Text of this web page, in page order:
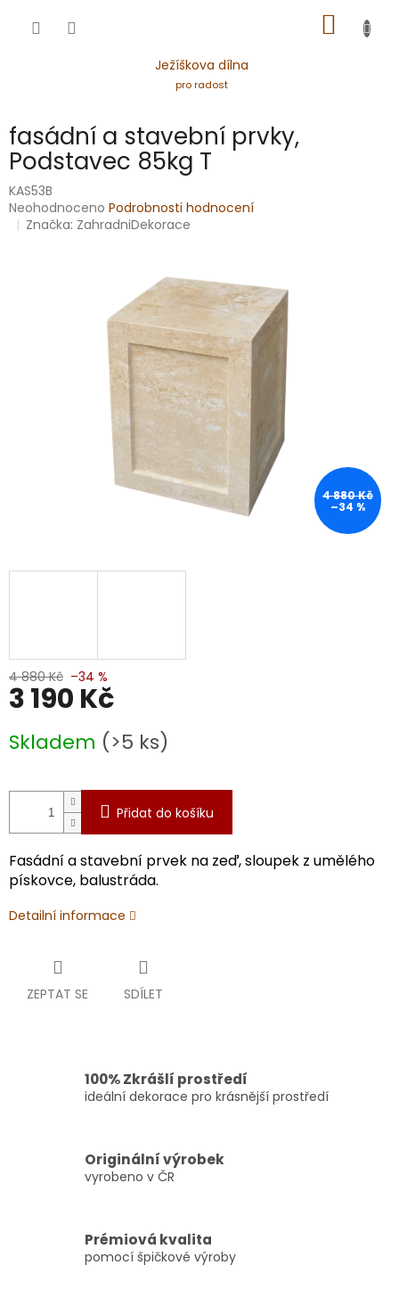
Ježíškova dílna
pro radost
KOŠÍK
fasádní a stavební prvky,
Podstavec 85kg T
KAS53B
Průměrné
hodnocení
Neohodnoceno Podrobnosti hodnocení
Značka: ZahradniDekorace
4 880 Kč
–34 %
4 880 Kč –34 %
3 190 Kč
cena:
Skladem (>5 ks)
Přidat do košíku
Fasádní a stavební prvek na zeď, sloupek z umělého
pískovce, balustráda.
Detailní informace
ZEPTAT SE SDÍLET
100% Zkrášlí prostředí
ideální dekorace pro krásnější prostředí
Originální výrobek
vyrobeno v ČR
Prémiová kvalita
pomocí špičkové výroby